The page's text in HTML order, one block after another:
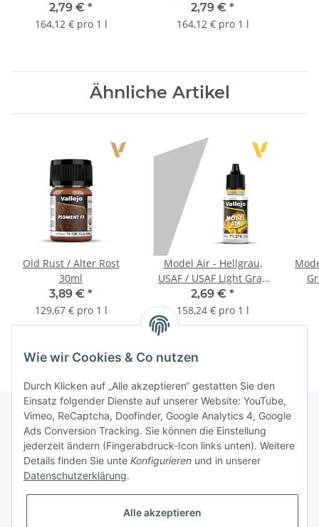
2,79 € *
164,12 € pro 1 l
2,79 € *
164,12 € pro 1 l
Ähnliche Artikel
Old Rust / Alter Rost
30ml
3,89 € *
129,67 € pro 1 l
Model Air - Hellgrau,
USAF / USAF Light Gray
FS36495
2,69 € *
158,24 € pro 1 l
Informationen
Gesetzliche Informationen
Wie wir Cookies & Co nutzen
Durch Klicken auf „Alle akzeptieren“ gestatten Sie den
Einsatz folgender Dienste auf unserer Website: YouTube,
Vimeo, ReCaptcha, Doofinder, Google Analytics 4, Google
Ads Conversion Tracking. Sie können die Einstellung
jederzeit ändern (Fingerabdruck-Icon links unten). Weitere
Details finden Sie unte Konfigurieren und in unserer
Datenschutzerklärung.
Alle akzeptieren